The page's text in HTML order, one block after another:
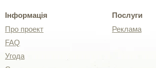
Інформація
Про проект
FAQ
Угода
Послуги
Реклама